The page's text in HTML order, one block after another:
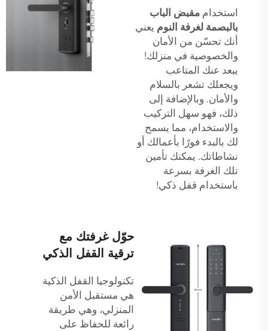
استخدام مقبض الباب
بالبصمة لغرفة النوم يعني
أنك تحسّن من الأمان
والخصوصية في منزلك!
يبعد عنك المتاعب
ويجعلك تشعر بالسلام
والأمان. وبالإضافة إلى
ذلك، فهو سهل التركيب
والاستخدام، مما يسمح
لك بالبدء فورًا بأعمالك أو
نشاطاتك. يمكنك تأمين
تلك الغرفة بسرعة
باستخدام قفل ذكي!
حوّل غرفتك مع
ترقية القفل الذكي
تكنولوجيا القفل الذكية
هي مستقبل الأمن
المنزلي، وهي طريقة
رائعة للحفاظ على